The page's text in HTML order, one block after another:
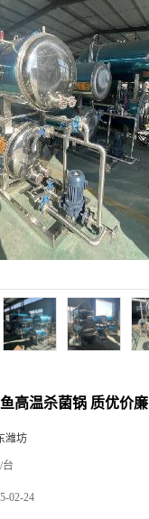
高温杀菌锅 质优价廉
潍坊
台
02-24